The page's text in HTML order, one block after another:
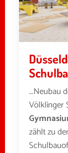
...Neubau
Völklinger
zählt zu